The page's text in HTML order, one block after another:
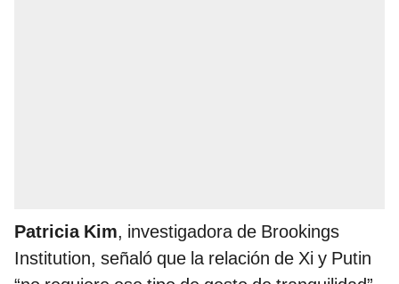
Patricia Kim, investigadora de Brookings
Institution, señaló que la relación de Xi y Putin